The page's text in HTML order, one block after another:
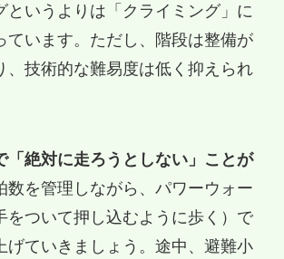
というよりは「クライミング」に
ています。ただし、階段は整備が
、技術的な難易度は低く抑えられ
「絶対に走ろうとしない」ことが
数を管理しながら、パワーウォー
をついて押し込むように歩く）で
げていきましょう。途中、避難小